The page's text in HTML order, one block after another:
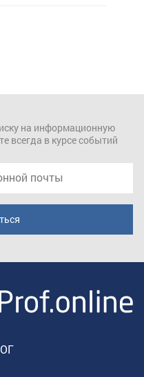
на информационную
всегда в курсе событий